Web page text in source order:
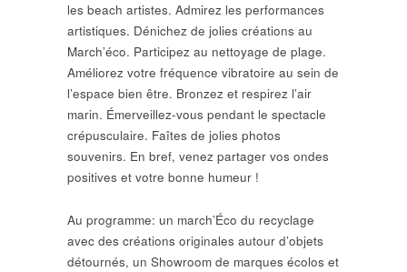
les beach artistes. Admirez les performances
artistiques. Dénichez de jolies créations au
March’éco. Participez au nettoyage de plage.
Améliorez votre fréquence vibratoire au sein de
l’espace bien être. Bronzez et respirez l’air
marin. Émerveillez-vous pendant le spectacle
crépusculaire. Faîtes de jolies photos
souvenirs. En bref, venez partager vos ondes
positives et votre bonne humeur !
Au programme: un march’Éco du recyclage
avec des créations originales autour d’objets
détournés, un Showroom de marques écolos et